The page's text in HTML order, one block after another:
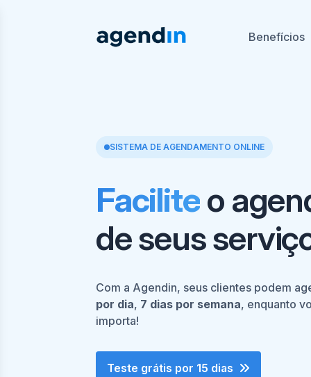
Benefícios
SISTEMA DE AGENDAMENTO ONLINE
Faciliteo
de seus
Com a Agendin, seus clientes podem
por dia, 7 dias por semana, enquanto
importa!
Teste grátis por 15 dias